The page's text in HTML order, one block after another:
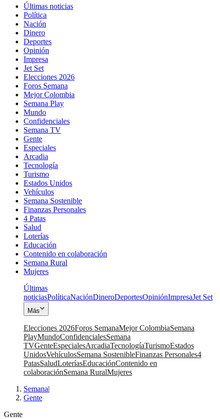
Últimas noticias
Política
Nación
Dinero
Deportes
Opinión
Impresa
Jet Set
Elecciones 2026
Foros Semana
Mejor Colombia
Semana Play
Mundo
Confidenciales
Semana TV
Gente
Especiales
Arcadia
Tecnología
Turismo
Estados Unidos
Vehículos
Semana Sostenible
Finanzas Personales
4 Patas
Salud
Loterías
Educación
Contenido en colaboración
Semana Rural
Mujeres
Últimas
noticiasPolíticaNaciónDineroDeportesOpiniónImpresaJet Set
Más
Elecciones 2026Foros SemanaMejor ColombiaSemana
PlayMundoConfidencialesSemana
TVGenteEspecialesArcadiaTecnologíaTurismoEstados
UnidosVehículosSemana SostenibleFinanzas Personales4
PatasSaludLoteríasEducaciónContenido en
colaboraciónSemana RuralMujeres
Semana|
Gente
Gente